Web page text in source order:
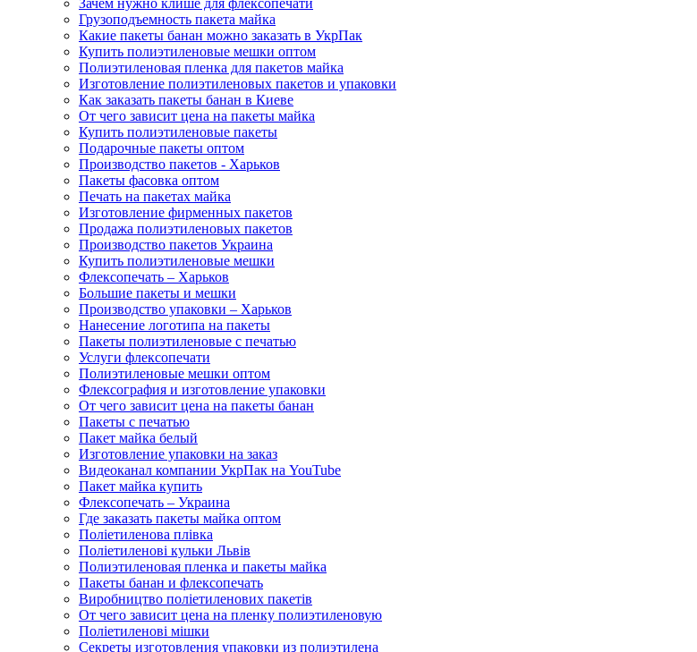
Грузоподъемность пакета майка
Какие пакеты банан можно заказать в УкрПак
Купить полиэтиленовые мешки оптом
Полиэтиленовая пленка для пакетов майка
Изготовление полиэтиленовых пакетов и упаковки
Как заказать пакеты банан в Киеве
От чего зависит цена на пакеты майка
Купить полиэтиленовые пакеты
Подарочные пакеты оптом
Производство пакетов - Харьков
Пакеты фасовка оптом
Печать на пакетах майка
Изготовление фирменных пакетов
Продажа полиэтиленовых пакетов
Производство пакетов Украина
Купить полиэтиленовые мешки
Флексопечать – Харьков
Большие пакеты и мешки
Производство упаковки – Харьков
Нанесение логотипа на пакеты
Пакеты полиэтиленовые с печатью
Услуги флексопечати
Полиэтиленовые мешки оптом
Флексография и изготовление упаковки
От чего зависит цена на пакеты банан
Пакеты с печатью
Пакет майка белый
Изготовление упаковки на заказ
Видеоканал компании УкрПак на YouTube
Пакет майка купить
Флексопечать – Украина
Где заказать пакеты майка оптом
Поліетиленова плівка
Поліетиленові кульки Львів
Полиэтиленовая пленка и пакеты майка
Пакеты банан и флексопечать
Виробництво поліетиленових пакетів
От чего зависит цена на пленку полиэтиленовую
Поліетиленові мішки
Секреты изготовления упаковки из полиэтилена